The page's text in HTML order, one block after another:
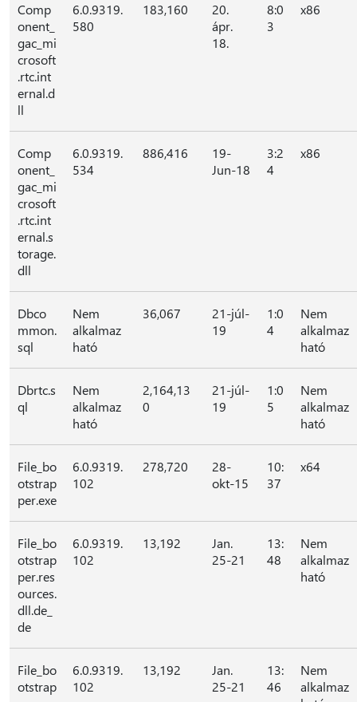
Comp
onent_
gac_mi
crosoft
.rtc.int
ernal.d
ll
6.0.9319.
580
183,160
20.
ápr.
18.
8:0
3
x86
Comp
onent_
gac_mi
crosoft
.rtc.int
ernal.s
torage.
dll
6.0.9319.
534
886,416
19-
Jun-18
3:2
4
x86
Dbco
mmon.
sql
Nem
alkalmaz
ható
36,067
21-júl-
19
1:0
4
Nem
alkalmaz
ható
Dbrtc.s
ql
Nem
alkalmaz
ható
2,164,13
0
21-júl-
19
1:0
5
Nem
alkalmaz
ható
File_bo
otstrap
per.exe
6.0.9319.
102
278,720
28-
okt-15
10:
37
x64
File_bo
otstrap
per.res
ources.
dll.de_
de
6.0.9319.
102
13,192
Jan.
25-21
13:
48
Nem
alkalmaz
ható
File_bo
otstrap
6.0.9319.
102
13,192
Jan.
25-21
13:
46
Nem
alkalmaz